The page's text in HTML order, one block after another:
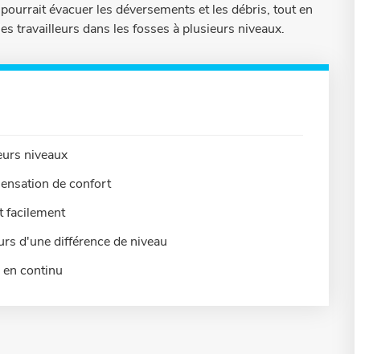
évacuer les déversements et les débris, tout en
travailleurs dans les fosses à plusieurs niveaux.
niveaux
de confort
facilement
d'une différence de niveau
continu